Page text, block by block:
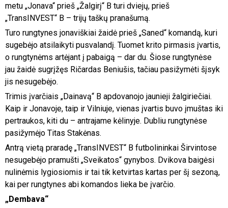
metu „Jonava“ prieš „Žalgirį“ B turi dviejų, prieš
„TransINVEST“ B – trijų taškų pranašumą.
Turo rungtynes jonaviškiai žaidė prieš „Saned“ komandą, kuri
sugebėjo atsilaikyti pusvalandį. Tuomet krito pirmasis įvartis,
o rungtynėms artėjant į pabaigą – dar du. Šiose rungtynėse
jau žaidė sugrįžęs Ričardas Beniušis, tačiau pasižymėti šįsyk
jis nesugebėjo.
Trimis įvarčiais „Dainavą“ B apdovanojo jaunieji žalgiriečiai.
Kaip ir Jonavoje, taip ir Vilniuje, vienas įvartis buvo įmuštas iki
pertraukos, kiti du – antrajame kėlinyje. Dubliu rungtynėse
pasižymėjo Titas Stakėnas.
Antrą vietą praradę „TransINVEST“ B futbolininkai Širvintose
nesugebėjo pramušti „Sveikatos“ gynybos. Dvikova baigėsi
nulinėmis lygiosiomis ir tai tik ketvirtas kartas per šį sezoną,
kai per rungtynes abi komandos lieka be įvarčio.
„Dembava“